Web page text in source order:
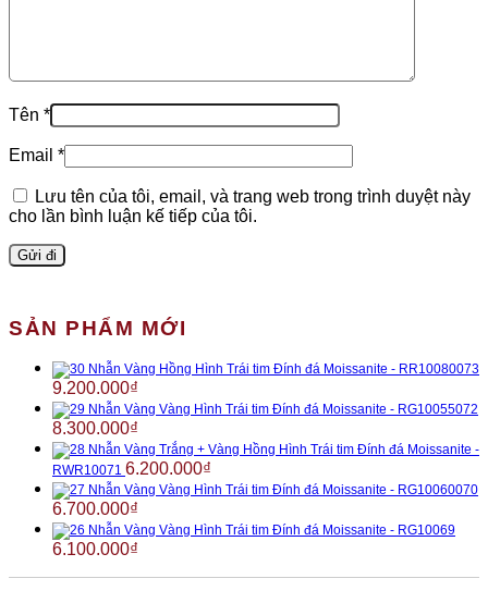
Tên *
Email *
Lưu tên của tôi, email, và trang web trong trình duyệt này
cho lần bình luận kế tiếp của tôi.
SẢN PHẨM MỚI
Nhẫn Vàng Hồng Hình Trái tim Đính đá Moissanite - RR10080073
9.200.000₫
Nhẫn Vàng Vàng Hình Trái tim Đính đá Moissanite - RG10055072
8.300.000₫
Nhẫn Vàng Trắng + Vàng Hồng Hình Trái tim Đính đá Moissanite -
RWR10071 6.200.000₫
Nhẫn Vàng Vàng Hình Trái tim Đính đá Moissanite - RG10060070
6.700.000₫
Nhẫn Vàng Vàng Hình Trái tim Đính đá Moissanite - RG10069
6.100.000₫